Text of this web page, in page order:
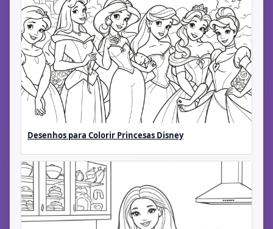
Desenhos para Colorir Princesas Disney